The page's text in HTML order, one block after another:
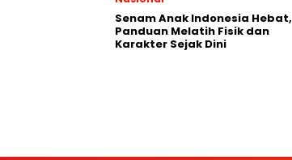
Senam Anak Indonesia Hebat,
Panduan Melatih Fisik dan
Karakter Sejak Dini